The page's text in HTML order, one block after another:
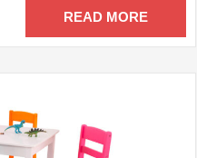
READ MORE